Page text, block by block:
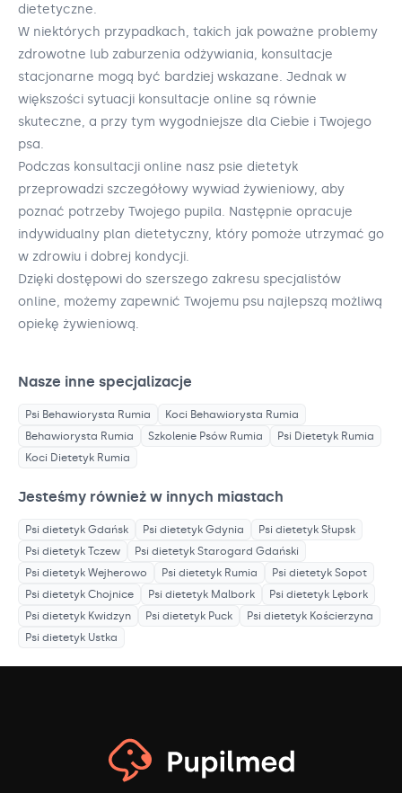
dietetyczne.
W niektórych przypadkach, takich jak poważne problemy
zdrowotne lub zaburzenia odżywiania, konsultacje
stacjonarne mogą być bardziej wskazane. Jednak w
większości sytuacji konsultacje online są równie
skuteczne, a przy tym wygodniejsze dla Ciebie i Twojego
psa.
Podczas konsultacji online nasz psie dietetyk
przeprowadzi szczegółowy wywiad żywieniowy, aby
poznać potrzeby Twojego pupila. Następnie opracuje
indywidualny plan dietetyczny, który pomoże utrzymać go
w zdrowiu i dobrej kondycji.
Dzięki dostępowi do szerszego zakresu specjalistów
online, możemy zapewnić Twojemu psu najlepszą możliwą
opiekę żywieniową.
Nasze inne specjalizacje
Psi Behawiorysta Rumia Koci Behawiorysta Rumia
Behawiorysta Rumia Szkolenie Psów Rumia Psi Dietetyk Rumia
Koci Dietetyk Rumia
Jesteśmy również w innych miastach
Psi dietetyk Gdańsk Psi dietetyk Gdynia Psi dietetyk Słupsk
Psi dietetyk Tczew Psi dietetyk Starogard Gdański
Psi dietetyk Wejherowo Psi dietetyk Rumia Psi dietetyk Sopot
Psi dietetyk Chojnice Psi dietetyk Malbork Psi dietetyk Lębork
Psi dietetyk Kwidzyn Psi dietetyk Puck Psi dietetyk Kościerzyna
Psi dietetyk Ustka